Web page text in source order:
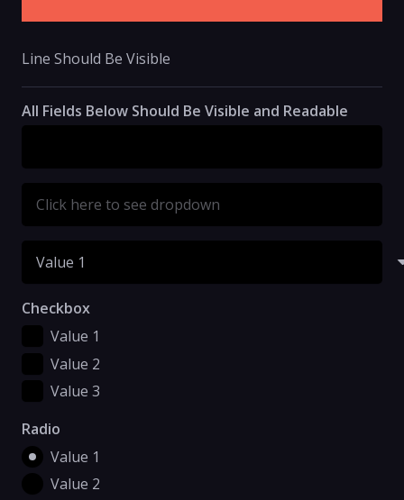
Line Should Be Visible
All Fields Below Should Be Visible and Readable
Checkbox
Value 1
Value 2
Value 3
Radio
Value 1
Value 2